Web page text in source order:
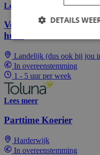
Lees meer
Verdien geld met het
huis!
Landelijk (dus ook bij jou
In overeenstemming
1 - 5 uur per week
Lees meer
Parttime Koerier
Harderwijk
In overeenstemming
DETAILS